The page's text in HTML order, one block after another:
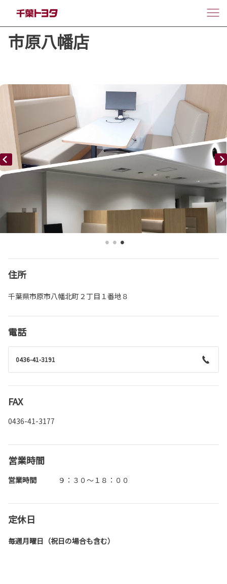
市原八幡店
住所
千葉県市原市八幡北町２丁目１番地８
電話
0436-41-3191
FAX
0436-41-3177
営業時間
営業時間 ９：３０～１８：００
定休日
毎週月曜日（祝日の場合も含む）